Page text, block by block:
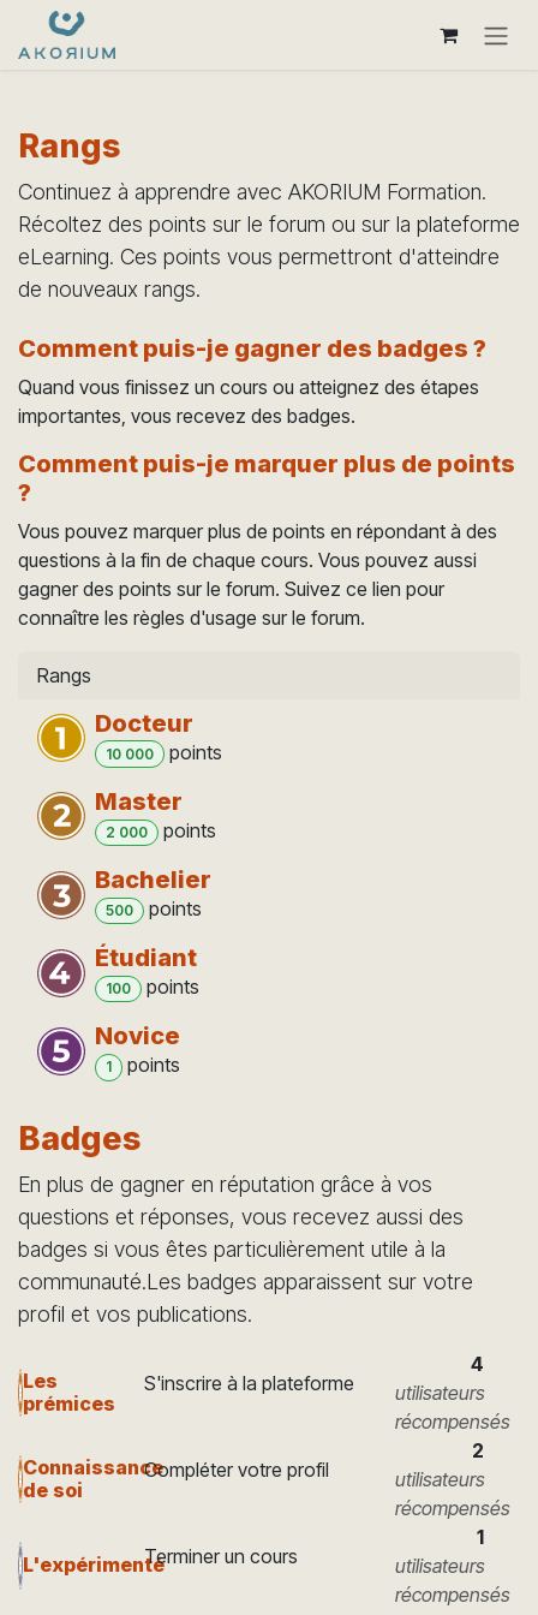
Se rendre au contenu
Rangs
Continuez à apprendre avec AKORIUM Formation.
Récoltez des points sur le forum ou sur la plateforme
eLearning. Ces points vous permettront d'atteindre
de nouveaux rangs.
Comment puis-je gagner des badges ?
Quand vous finissez un cours ou atteignez des étapes
importantes, vous recevez des badges.
Comment puis-je marquer plus de points
?
Vous pouvez marquer plus de points en répondant à des
questions à la fin de chaque cours. Vous pouvez aussi
gagner des points sur le forum. Suivez ce lien pour
connaître les règles d'usage sur le forum.
Rangs
Docteur
10 000 points
Master
2 000 points
Bachelier
500 points
Étudiant
100 points
Novice
1 points
Badges
En plus de gagner en réputation grâce à vos
questions et réponses, vous recevez aussi des
badges si vous êtes particulièrement utile à la
communauté.Les badges apparaissent sur votre
profil et vos publications.
Les
prémices
S'inscrire à la plateforme
4
utilisateurs
récompensés
Connaissance
de soi
Compléter votre profil
2
utilisateurs
récompensés
L'expérimentéTerminer un cours
1
utilisateurs
récompensés